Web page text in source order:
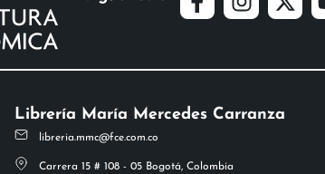
Librería María Mercedes Carranza
libreria.mmc@fce.com.co
Carrera 15 # 108 - 05 Bogotá, Colombia